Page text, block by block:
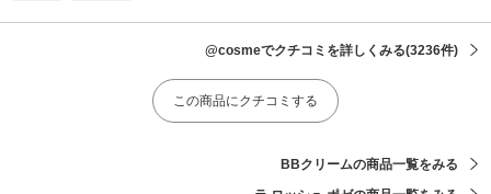
@cosmeでクチコミを詳しくみる(3236件)
この商品にクチコミする
BBクリームの商品一覧をみる